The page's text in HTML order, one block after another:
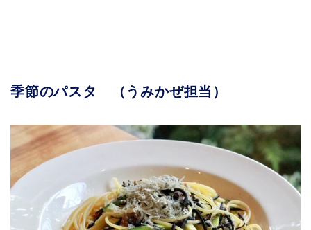
季節のパスタ （うみかぜ担当）